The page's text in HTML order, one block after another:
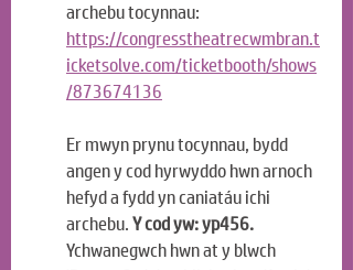
archebu tocynnau:
https://congresstheatrecwmbran.t
icketsolve.com/ticketbooth/shows
/873674136
Er mwyn prynu tocynnau, bydd
angen y cod hyrwyddo hwn arnoch
hefyd a fydd yn caniatáu ichi
archebu. Y cod yw: yp456.
Ychwanegwch hwn at y blwch